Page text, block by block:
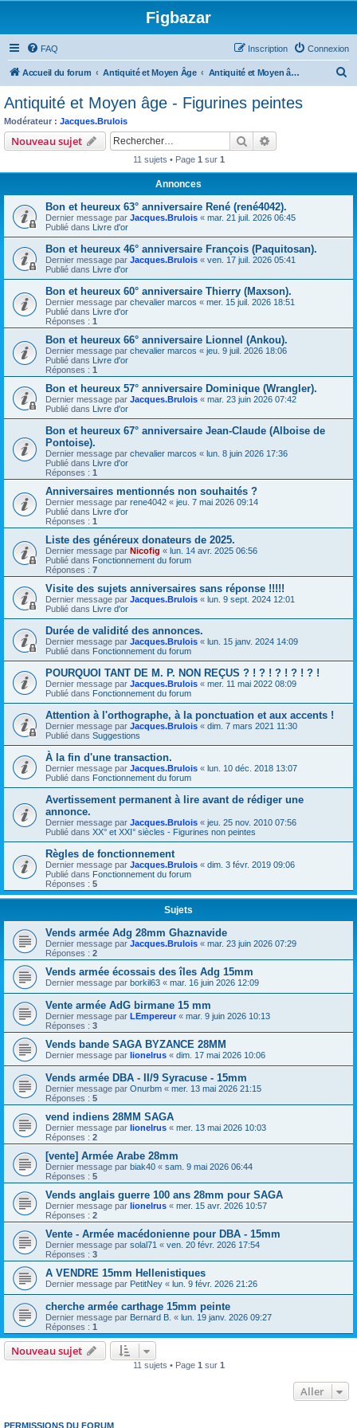
Figbazar
FAQ Connexion
Inscription
Accueil du forum Antiquité et Moyen Âge Antiquité et Moyen âge - Figurines peintes
Antiquité et Moyen âge - Figurines peintes
Modérateur : Jacques.Brulois
Nouveau sujet Rechercher
11 sujets • Page 1 sur 1
Annonces
Bon et heureux 63° anniversaire René (rené4042).
Dernier message par Jacques.Brulois « mar. 21 juil. 2026 06:45
Publié dans Livre d'or
Bon et heureux 46° anniversaire François (Paquitosan).
Dernier message par Jacques.Brulois « ven. 17 juil. 2026 05:41
Publié dans Livre d'or
Bon et heureux 60° anniversaire Thierry (Maxson).
Dernier message par chevalier marcos « mer. 15 juil. 2026 18:51
Publié dans Livre d'or
Réponses : 1
Bon et heureux 66° anniversaire Lionnel (Ankou).
Dernier message par chevalier marcos « jeu. 9 juil. 2026 18:06
Publié dans Livre d'or
Réponses : 1
Bon et heureux 57° anniversaire Dominique (Wrangler).
Dernier message par Jacques.Brulois « mar. 23 juin 2026 07:42
Publié dans Livre d'or
Bon et heureux 67° anniversaire Jean-Claude (Alboise de
Pontoise).
Dernier message par chevalier marcos « lun. 8 juin 2026 17:36
Publié dans Livre d'or
Réponses : 1
Anniversaires mentionnés non souhaités ?
Dernier message par rene4042 « jeu. 7 mai 2026 09:14
Publié dans Livre d'or
Réponses : 1
Liste des généreux donateurs de 2025.
Dernier message par Nicofig « lun. 14 avr. 2025 06:56
Publié dans Fonctionnement du forum
Réponses : 7
Visite des sujets anniversaires sans réponse !!!!!
Dernier message par Jacques.Brulois « lun. 9 sept. 2024 12:01
Publié dans Livre d'or
Durée de validité des annonces.
Dernier message par Jacques.Brulois « lun. 15 janv. 2024 14:09
Publié dans Fonctionnement du forum
POURQUOI TANT DE M. P. NON REÇUS ? ! ? ! ? ! ? ! ? !
Dernier message par Jacques.Brulois « mer. 11 mai 2022 08:09
Publié dans Fonctionnement du forum
Attention à l'orthographe, à la ponctuation et aux accents !
Dernier message par Jacques.Brulois « dim. 7 mars 2021 11:30
Publié dans Suggestions
À la fin d'une transaction.
Dernier message par Jacques.Brulois « lun. 10 déc. 2018 13:07
Publié dans Fonctionnement du forum
Avertissement permanent à lire avant de rédiger une
annonce.
Dernier message par Jacques.Brulois « jeu. 25 nov. 2010 07:56
Publié dans XX° et XXI° siècles - Figurines non peintes
Règles de fonctionnement
Dernier message par Jacques.Brulois « dim. 3 févr. 2019 09:06
Publié dans Fonctionnement du forum
Réponses : 5
Sujets
Vends armée Adg 28mm Ghaznavide
Dernier message par Jacques.Brulois « mar. 23 juin 2026 07:29
Réponses : 2
Vends armée écossais des îles Adg 15mm
Dernier message par borkil63 « mar. 16 juin 2026 12:09
Vente armée AdG birmane 15 mm
Dernier message par LEmpereur « mar. 9 juin 2026 10:13
Réponses : 3
Vends bande SAGA BYZANCE 28MM
Dernier message par lionelrus « dim. 17 mai 2026 10:06
Vends armée DBA - II/9 Syracuse - 15mm
Dernier message par Onurbm « mer. 13 mai 2026 21:15
Réponses : 5
vend indiens 28MM SAGA
Dernier message par lionelrus « mer. 13 mai 2026 10:03
Réponses : 2
[vente] Armée Arabe 28mm
Dernier message par biak40 « sam. 9 mai 2026 06:44
Réponses : 5
Vends anglais guerre 100 ans 28mm pour SAGA
Dernier message par lionelrus « mer. 15 avr. 2026 10:57
Réponses : 2
Vente - Armée macédonienne pour DBA - 15mm
Dernier message par solal71 « ven. 20 févr. 2026 17:54
Réponses : 3
A VENDRE 15mm Hellenistiques
Dernier message par PetitNey « lun. 9 févr. 2026 21:26
cherche armée carthage 15mm peinte
Dernier message par Bernard B. « lun. 19 janv. 2026 09:27
Réponses : 1
Nouveau sujet
11 sujets • Page 1 sur 1
Aller
PERMISSIONS DU FORUM